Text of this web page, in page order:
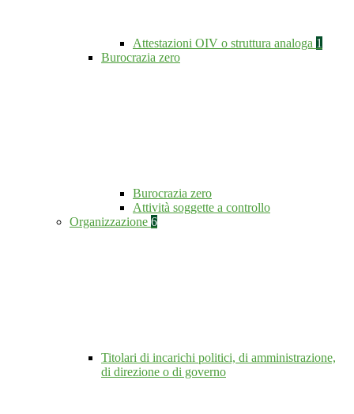
Attestazioni OIV o struttura analoga 1
Burocrazia zero
Burocrazia zero
Attività soggette a controllo
Organizzazione 6
Titolari di incarichi politici, di amministrazione,
di direzione o di governo